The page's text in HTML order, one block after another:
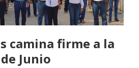
camina firme a la
Junio